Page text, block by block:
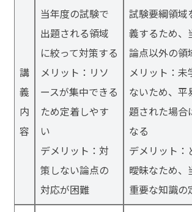
講
義
内
容
当年度の試験で
出題される領域
に絞って対策する
メリット：リソ
ースが集中できる
ため定着しやす
い
デメリット：対
策しない論点の
対応が困難
試験要綱領域
義するため、
論点以外の領
メリット：未
ないため、平
題された場合
なる
デメリット：
曖昧なため、
重要な知識の